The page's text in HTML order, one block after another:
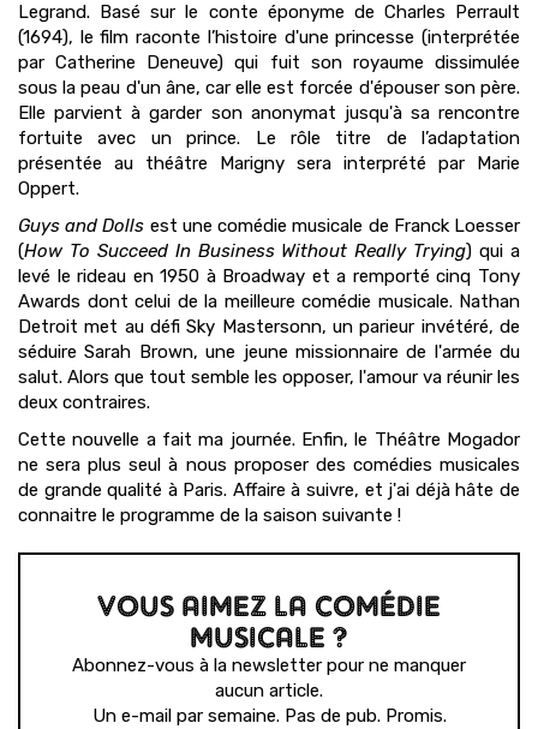
Legrand. Basé sur le conte éponyme de Charles Perrault
(1694), le film raconte l’histoire d'une princesse (interprétée
par Catherine Deneuve) qui fuit son royaume dissimulée
sous la peau d'un âne, car elle est forcée d'épouser son père.
Elle parvient à garder son anonymat jusqu'à sa rencontre
fortuite avec un prince. Le rôle titre de l’adaptation
présentée au théâtre Marigny sera interprété par Marie
Oppert.
Guys and Dolls est une comédie musicale de Franck Loesser
(How To Succeed In Business Without Really Trying) qui a
levé le rideau en 1950 à Broadway et a remporté cinq Tony
Awards dont celui de la meilleure comédie musicale. Nathan
Detroit met au défi Sky Mastersonn, un parieur invétéré, de
séduire Sarah Brown, une jeune missionnaire de l'armée du
salut. Alors que tout semble les opposer, l'amour va réunir les
deux contraires.
Cette nouvelle a fait ma journée. Enfin, le Théâtre Mogador
ne sera plus seul à nous proposer des comédies musicales
de grande qualité à Paris. Affaire à suivre, et j'ai déjà hâte de
connaitre le programme de la saison suivante !
VOUS AIMEZ LA COMÉDIE
MUSICALE ?
Abonnez-vous à la newsletter pour ne manquer
aucun article.
Un e-mail par semaine. Pas de pub. Promis.